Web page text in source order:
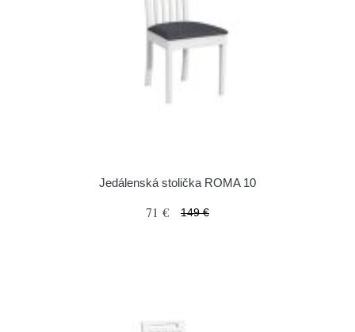
Jedálenská stolička ROMA 10
71 € 149 €